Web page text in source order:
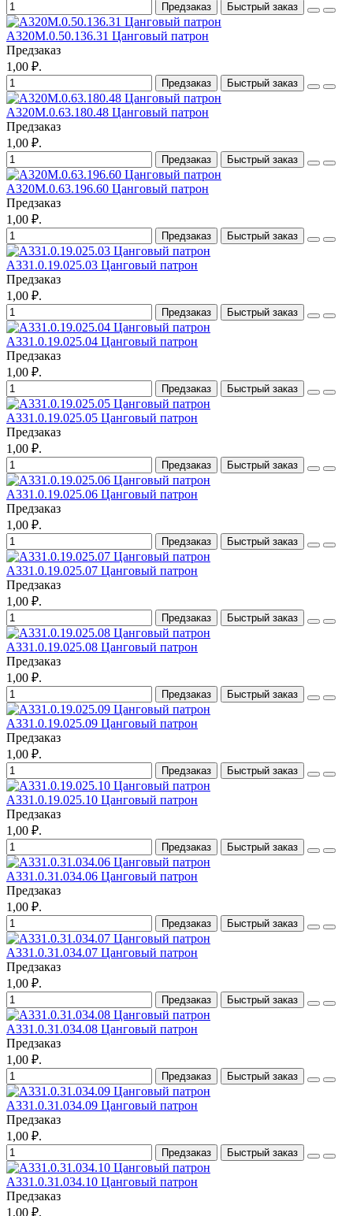
Предзаказ Быстрый заказ
A320M.0.50.136.31 Цанговый патрон
Предзаказ
1,00 ₽.
Предзаказ Быстрый заказ
A320M.0.63.180.48 Цанговый патрон
Предзаказ
1,00 ₽.
Предзаказ Быстрый заказ
A320M.0.63.196.60 Цанговый патрон
Предзаказ
1,00 ₽.
Предзаказ Быстрый заказ
A331.0.19.025.03 Цанговый патрон
Предзаказ
1,00 ₽.
Предзаказ Быстрый заказ
A331.0.19.025.04 Цанговый патрон
Предзаказ
1,00 ₽.
Предзаказ Быстрый заказ
A331.0.19.025.05 Цанговый патрон
Предзаказ
1,00 ₽.
Предзаказ Быстрый заказ
A331.0.19.025.06 Цанговый патрон
Предзаказ
1,00 ₽.
Предзаказ Быстрый заказ
A331.0.19.025.07 Цанговый патрон
Предзаказ
1,00 ₽.
Предзаказ Быстрый заказ
A331.0.19.025.08 Цанговый патрон
Предзаказ
1,00 ₽.
Предзаказ Быстрый заказ
A331.0.19.025.09 Цанговый патрон
Предзаказ
1,00 ₽.
Предзаказ Быстрый заказ
A331.0.19.025.10 Цанговый патрон
Предзаказ
1,00 ₽.
Предзаказ Быстрый заказ
A331.0.31.034.06 Цанговый патрон
Предзаказ
1,00 ₽.
Предзаказ Быстрый заказ
A331.0.31.034.07 Цанговый патрон
Предзаказ
1,00 ₽.
Предзаказ Быстрый заказ
A331.0.31.034.08 Цанговый патрон
Предзаказ
1,00 ₽.
Предзаказ Быстрый заказ
A331.0.31.034.09 Цанговый патрон
Предзаказ
1,00 ₽.
Предзаказ Быстрый заказ
A331.0.31.034.10 Цанговый патрон
Предзаказ
1,00 ₽.